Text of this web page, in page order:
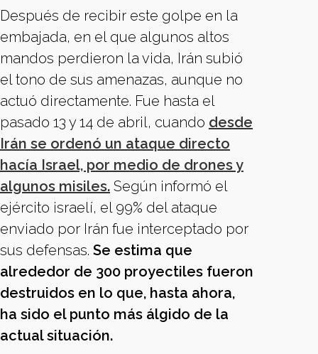
Después de recibir este golpe en la
embajada, en el que algunos altos
mandos perdieron la vida, Irán subió
el tono de sus amenazas, aunque no
actuó directamente. Fue hasta el
pasado 13 y 14 de abril, cuando desde
Irán se ordenó un ataque directo
hacía Israel, por medio de drones y
algunos misiles. Según informó el
ejército israelí, el 99% del ataque
enviado por Irán fue interceptado por
sus defensas. Se estima que
alrededor de 300 proyectiles fueron
destruidos en lo que, hasta ahora,
ha sido el punto más álgido de la
actual situación.